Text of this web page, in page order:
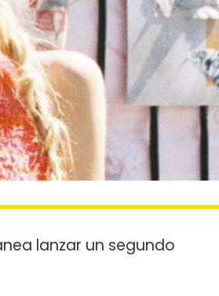
lanzar un segundo